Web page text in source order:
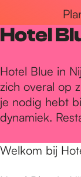
Hotel
Hotel Blue in
zich overal op
je nodig hebt
dynamiek.
Welkom bij